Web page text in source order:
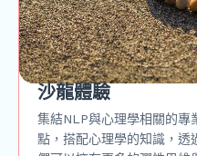
沙龍體驗
集結NLP與心理學相關的專
點，搭配心理學的知識，透